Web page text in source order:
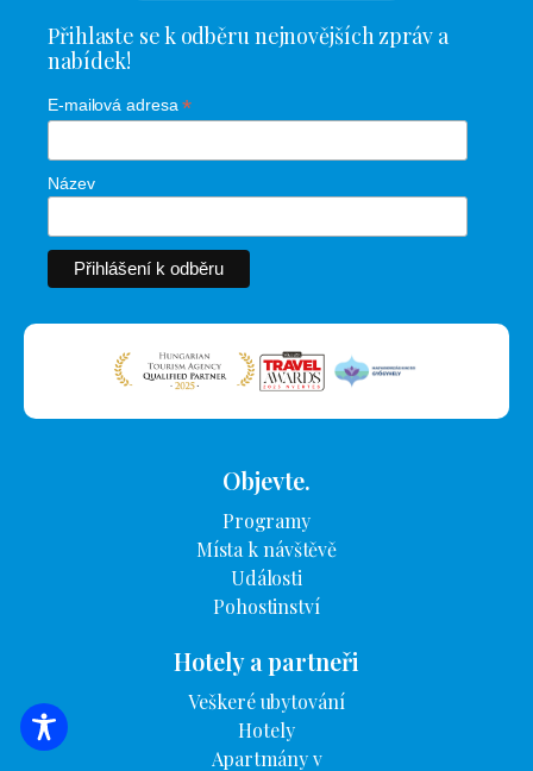
VYHLEDÁVÁNÍ UBYTOVÁNÍ
Přihlaste se k odběru nejnovějších zpráv a
nabídek!
E-mailová adresa*
Název
Objevte.
Programy
Místa k návštěvě
Události
Pohostinství
Hotely a partneři
Veškeré ubytování
Hotely
Apartmány v